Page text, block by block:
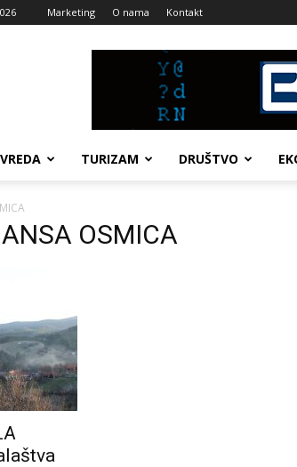
Marketing O nama Kontakt
TURIZAM DRUŠTVO
OSMICA